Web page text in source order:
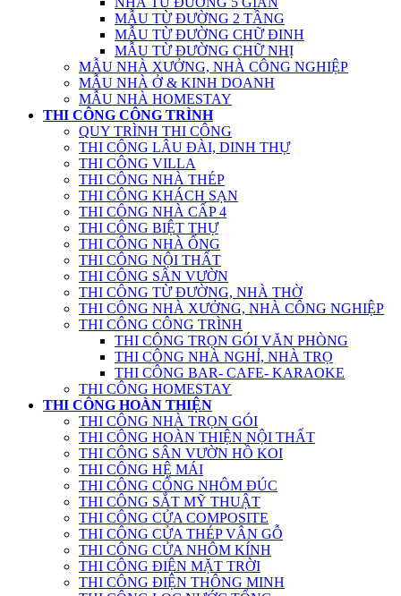
MẪU TỪ ĐƯỜNG 2 TẦNG
MẪU TỪ ĐƯỜNG CHỮ ĐINH
MẪU TỪ ĐƯỜNG CHỮ NHỊ
MẪU NHÀ XƯỞNG, NHÀ CÔNG NGHIỆP
MẪU NHÀ Ở & KINH DOANH
MẪU NHÀ HOMESTAY
THI CÔNG CÔNG TRÌNH
QUY TRÌNH THI CÔNG
THI CÔNG LÂU ĐÀI, DINH THỰ
THI CÔNG VILLA
THI CÔNG NHÀ THÉP
THI CÔNG KHÁCH SẠN
THI CÔNG NHÀ CẤP 4
THI CÔNG BIỆT THỰ
THI CÔNG NHÀ ỐNG
THI CÔNG NỘI THẤT
THI CÔNG SÂN VƯỜN
THI CÔNG TỪ ĐƯỜNG, NHÀ THỜ
THI CÔNG NHÀ XƯỞNG, NHÀ CÔNG NGHIỆP
THI CÔNG CÔNG TRÌNH
THI CÔNG TRỌN GÓI VĂN PHÒNG
THI CÔNG NHÀ NGHỈ, NHÀ TRỌ
THI CÔNG BAR- CAFE- KARAOKE
THI CÔNG HOMESTAY
THI CÔNG HOÀN THIỆN
THI CÔNG NHÀ TRỌN GÓI
THI CÔNG HOÀN THIỆN NỘI THẤT
THI CÔNG SÂN VƯỜN HỒ KOI
THI CÔNG HỆ MÁI
THI CÔNG CỔNG NHÔM ĐÚC
THI CÔNG SẮT MỸ THUẬT
THI CÔNG CỬA COMPOSITE
THI CÔNG CỬA THÉP VÂN GỖ
THI CÔNG CỬA NHÔM KÍNH
THI CÔNG ĐIỆN MẶT TRỜI
THI CÔNG ĐIỆN THÔNG MINH